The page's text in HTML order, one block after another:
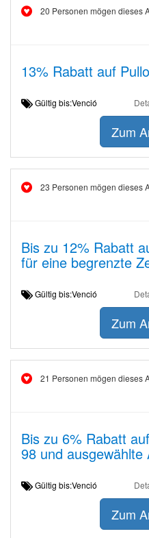
20 Personen mögen dieses
13% Rabatt auf
Gültig bis:Venció
Zum
23 Personen mögen dieses
Bis zu 12% Rabatt
für eine begrenzte
Gültig bis:Venció
Zum
21 Personen mögen dieses
Bis zu 6% Rabatt
98 und ausgewählte
Gültig bis:Venció
Zum